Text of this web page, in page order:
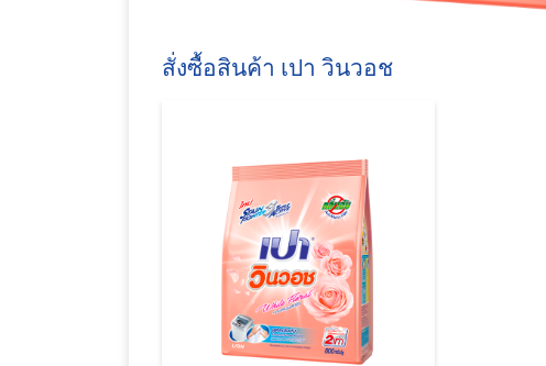
สั่งซื้อสินค้า เปา วินวอช